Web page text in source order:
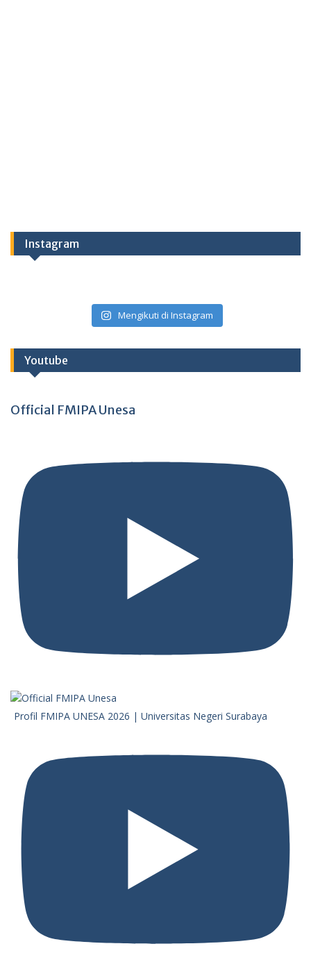
Instagram
Mengikuti di Instagram
Youtube
Official FMIPA Unesa
Profil FMIPA UNESA 2026 | Universitas Negeri Surabaya